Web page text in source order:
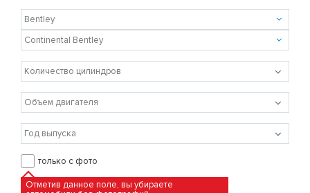
только с фото
Отметив данное поле, вы убираете